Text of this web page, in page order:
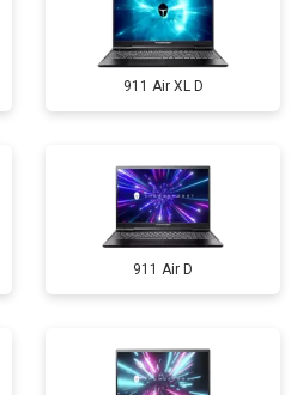
911 Air XL D
911 Air D